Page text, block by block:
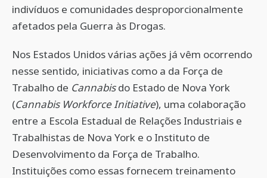
indivíduos e comunidades desproporcionalmente
afetados pela Guerra às Drogas.
Nos Estados Unidos várias ações já vêm ocorrendo
nesse sentido, iniciativas como a da Força de
Trabalho de Cannabisdo Estado de Nova York
(Cannabis Workforce Initiative), uma colaboração
entre a Escola Estadual de Relações Industriais e
Trabalhistas de Nova York e o Instituto de
Desenvolvimento da Força de Trabalho.
Instituições como essas fornecem treinamento